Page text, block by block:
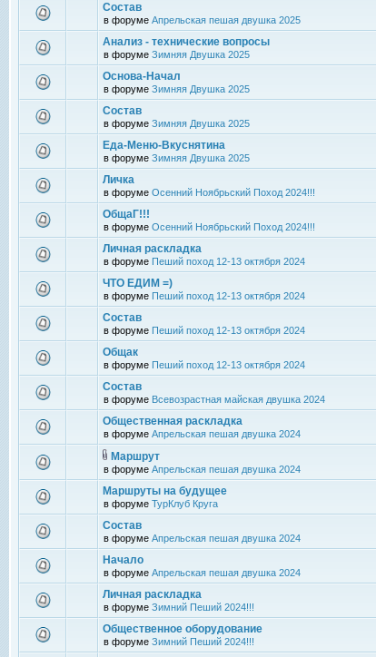
Состав
в форуме Апрельская пешая двушка 2025
Анализ - технические вопросы
в форуме Зимняя Двушка 2025
Основа-Начал
в форуме Зимняя Двушка 2025
Состав
в форуме Зимняя Двушка 2025
Еда-Меню-Вкуснятина
в форуме Зимняя Двушка 2025
Личка
в форуме Осенний Ноябрьский Поход 2024!!!
ОбщаГ!!!
в форуме Осенний Ноябрьский Поход 2024!!!
Личная раскладка
в форуме Пеший поход 12-13 октября 2024
ЧТО ЕДИМ =)
в форуме Пеший поход 12-13 октября 2024
Состав
в форуме Пеший поход 12-13 октября 2024
Общак
в форуме Пеший поход 12-13 октября 2024
Состав
в форуме Всевозрастная майская двушка 2024
Общественная раскладка
в форуме Апрельская пешая двушка 2024
Маршрут
в форуме Апрельская пешая двушка 2024
Маршруты на будущее
в форуме ТурКлуб Круга
Состав
в форуме Апрельская пешая двушка 2024
Начало
в форуме Апрельская пешая двушка 2024
Личная раскладка
в форуме Зимний Пеший 2024!!!
Общественное оборудование
в форуме Зимний Пеший 2024!!!